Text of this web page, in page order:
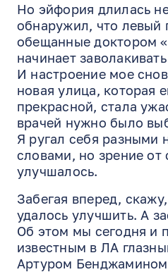
Но эйфория длилась
обнаружил, что левый
обещанные доктором
начинает
И настроение мое
новая улица, которая
прекрасной, стала
врачей нужно было
Я ругал себя разными
словами, но зрение от
улучшалось.
Забегая вперед,
удалось улучшить. А
Об этом мы сегодня и
известным в ЛА
Артуром